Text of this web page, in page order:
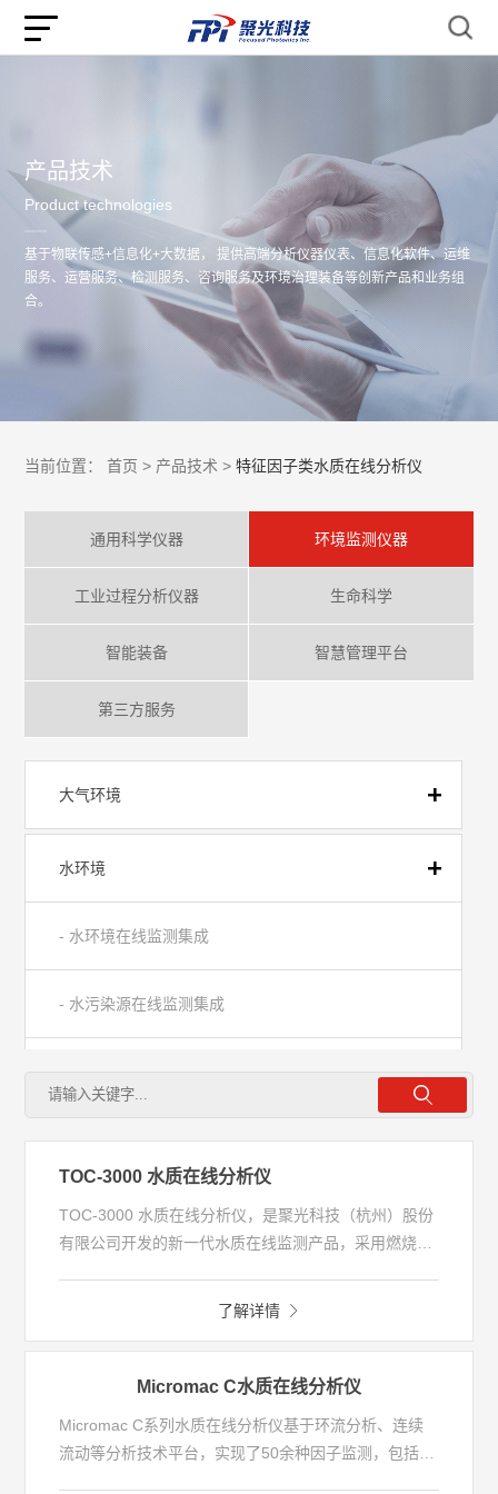
产品技术
Product technologies
基于物联传感+信息化+大数据， 提供高端分析仪器仪表、信息化软件、运维
服务、运营服务、检测服务、咨询服务及环境治理装备等创新产品和业务组
合。
当前位置： 首页 > 产品技术 > 特征因子类水质在线分析仪
通用科学仪器 环境监测仪器
工业过程分析仪器 生命科学
智能装备 智慧管理平台
第三方服务
大气环境
水环境
- 水环境在线监测集成
- 水污染源在线监测集成
- 常规水质在线分析仪
- 营养盐类水质在线分析仪
- 重金属类水质在线分析仪
- 生物类水质在线分析仪
TOC-3000 水质在线分析仪
TOC-3000 水质在线分析仪，是聚光科技（杭州）股份
有限公司开发的新一代水质在线监测产品，采用燃烧化
了解详情
Micromac C水质在线分析仪
Micromac C系列水质在线分析仪基于环流分析、连续
流动等分析技术平台，实现了50余种因子监测，包括常